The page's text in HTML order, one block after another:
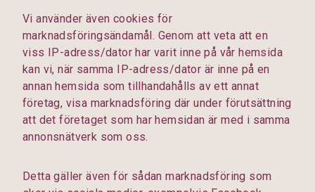
Vi använder även cookies för
marknadsföringsändamål. Genom att veta att en
viss IP-adress/dator har varit inne på vår hemsida
kan vi, när samma IP-adress/dator är inne på en
annan hemsida som tillhandahålls av ett annat
företag, visa marknadsföring där under förutsättning
att det företaget som har hemsidan är med i samma
annonsnätverk som oss.
Detta gäller även för sådan marknadsföring som